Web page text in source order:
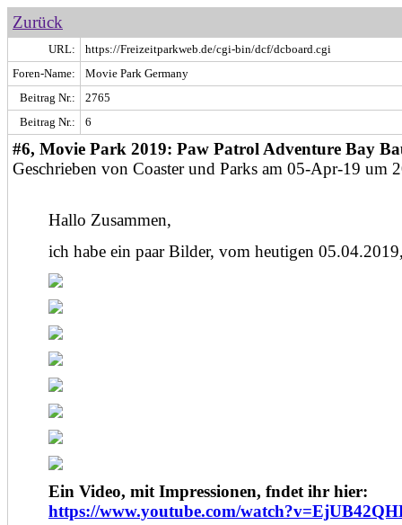
Zurück
URL:
https://Freizeitparkweb.de/cgi-bin/dcf/dcboard.cgi
Foren-Name:
Movie Park Germany
Beitrag Nr.:
2765
Beitrag Nr.:
6
#6, Movie Park 2019: Paw Patrol Adventure Bay
Geschrieben von Coaster und Parks am 05-Apr-19 um
Hallo Zusammen,
ich habe ein paar Bilder, vom heutigen
Ein Video, mit Impressionen, fndet ihr hier:
https://www.youtube.com/